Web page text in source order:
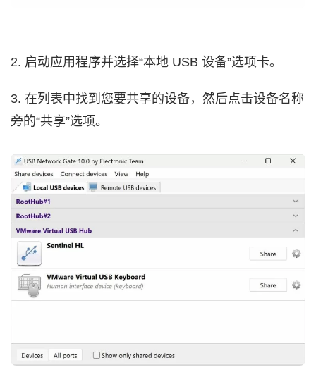
2. 启动应用程序并选择“本地 USB 设备”选项卡。
3. 在列表中找到您要共享的设备，然后点击设备名称
旁的“共享”选项。